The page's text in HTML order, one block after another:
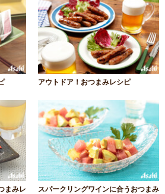
アウトドア！おつまみレシピ
まみレ
スパークリングワインに合うおつまみ